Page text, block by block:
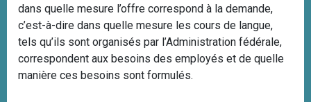
dans quelle mesure l’offre correspond à la demande,
c’est-à-dire dans quelle mesure les cours de langue,
tels qu’ils sont organisés par l’Administration fédérale,
correspondent aux besoins des employés et de quelle
manière ces besoins sont formulés.